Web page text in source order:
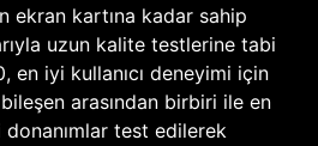
ekran kartına kadar sahip
uzun kalite testlerine tabi
en iyi kullanıcı deneyimi için
arasından birbiri ile en
test edilerek